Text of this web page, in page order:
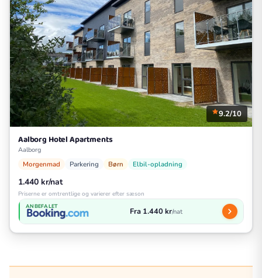
9.2/10
Aalborg Hotel Apartments
Aalborg
Morgenmad Parkering Børn Elbil-opladning
1.440 kr/nat
Priserne er omtrentlige og varierer efter sæson
ANBEFALET Fra 1.440 kr/nat